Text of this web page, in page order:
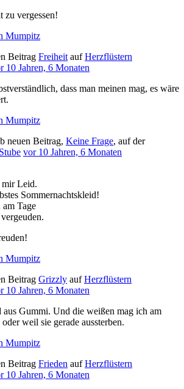
zu vergessen!
Beitrag Freiheit aufHerzflüstern
10 Jahren, 6 Monaten
dass man meinen mag, es wäre
neuen Beitrag, Keine Frage, auf der
vor 10 Jahren, 6 Monaten
mir Leid.
Sommernachtskleid!
Tage
Beitrag Grizzly aufHerzflüstern
10 Jahren, 6 Monaten
aus Gummi. Und die weißen mag ich am
weil sie gerade aussterben.
Beitrag Frieden aufHerzflüstern
10 Jahren, 6 Monaten